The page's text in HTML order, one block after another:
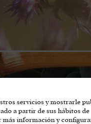
servicios y mostrarle
a partir de sus hábitos de
más información y